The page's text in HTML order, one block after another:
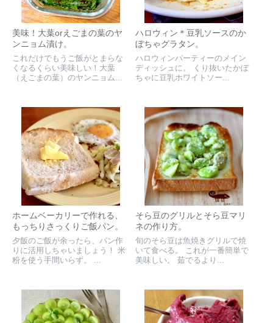
美味！大葉orえごまの葉のヤ
ンニョム漬け。
これだけでもうご飯がとまらな
くなるくらい美味しい！大葉
（えごまの葉）のヤンニョム...
ハロウィン＊豆乳ソースのか
ぼちゃグラタン。
ハロウィンパーティーのメイン
ディッシュに。 くり抜いたかぼ
ちゃに豆乳ホワイトソー...
ホームベーカリーで作れる、
もっちりさっくりご飯パン。
夕飯のご飯が余ったら、パン作
りに活用しちゃいましょう！ 米
粉を使う手間いらず。 ...
そら豆のグリルとそら豆マリ
ネの作り方。
旬のそら豆は魚焼きグリルで焼
いて食べる。 これが一番簡単で
美味しい。 茹でるより...